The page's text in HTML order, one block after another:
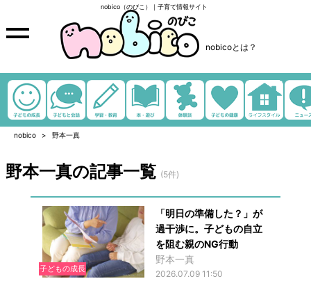
nobico（のびこ）｜子育て情報サイト
nobicoとは？
nobico 野本一真
野本一真の記事一覧 (5件)
子どもの成長
「明日の準備した？」が
過干渉に。子どもの自立
を阻む親のNG行動
野本一真
2026.07.09 11:50